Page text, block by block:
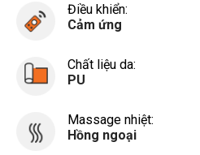
Điều khiển:
Cảm ứng
Chất liệu da:
PU
Massage nhiệt:
Hồng ngoại